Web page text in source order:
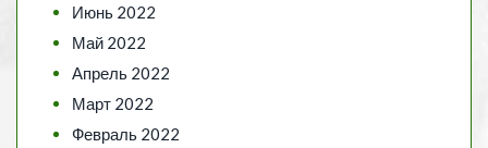
Июнь 2022
Май 2022
Апрель 2022
Март 2022
Февраль 2022